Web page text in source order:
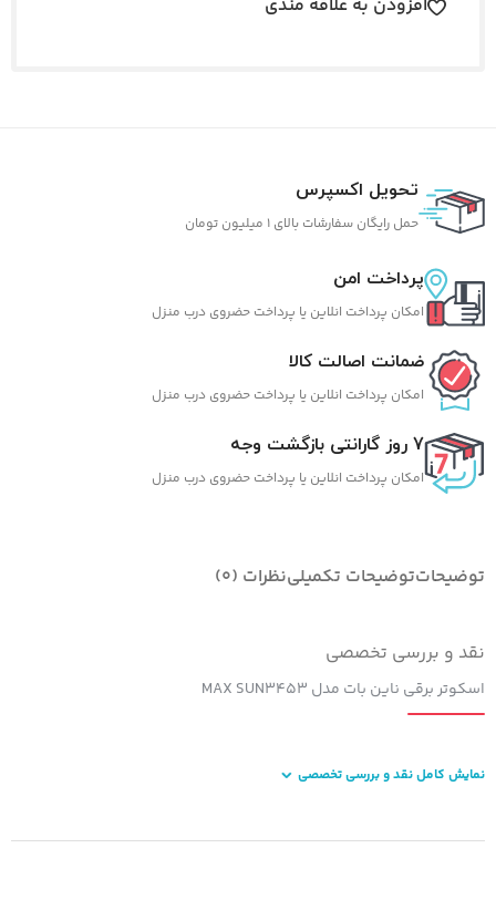
افزودن به علاقه مندی
تحویل اکسپرس
حمل رایگان سفارشات بالای 1 میلیون تومان
پرداخت امن
امکان پرداخت انلاین یا پرداخت حضروی درب منزل
ضمانت اصالت کالا
امکان پرداخت انلاین یا پرداخت حضروی درب منزل
7 روز گارانتی بازگشت وجه
امکان پرداخت انلاین یا پرداخت حضروی درب منزل
توضیحاتتوضیحات تکمیلینظرات (0)
نقد و بررسی تخصصی
اسکوتر برقی ناین بات مدل MAX SUN۳۴۵۳
نمایش کامل نقد و بررسی تخصصی